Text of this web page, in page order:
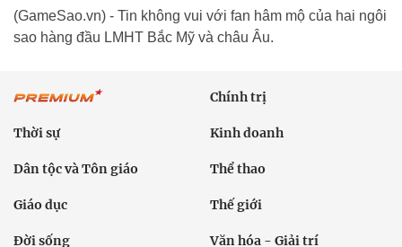
(GameSao.vn) - Tin không vui với fan hâm mộ của hai ngôi
sao hàng đầu LMHT Bắc Mỹ và châu Âu.
Chính trị
Thời sự Kinh doanh
Dân tộc và Tôn giáo Thể thao
Giáo dục Thế giới
Đời sống Văn hóa - Giải trí